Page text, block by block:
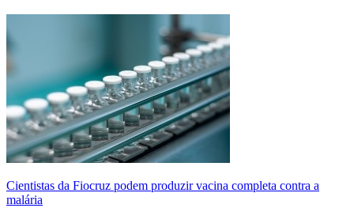
Cientistas da Fiocruz podem produzir vacina completa contra a
malária